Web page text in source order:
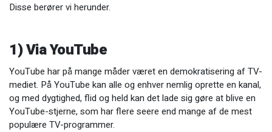
Disse berører vi herunder.
1) Via YouTube
YouTube har på mange måder været en demokratisering af TV-
mediet. På YouTube kan alle og enhver nemlig oprette en kanal,
og med dygtighed, flid og held kan det lade sig gøre at blive en
YouTube-stjerne, som har flere seere end mange af de mest
populære TV-programmer.